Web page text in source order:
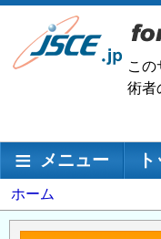
メ
ン
移
この
術者
メインナビゲーショ
メニュー
パ
ン
ホーム